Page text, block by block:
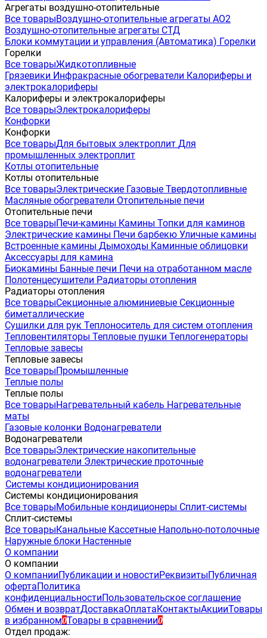
Агрегаты воздушно-отопительные
Все товарыВоздушно-отопительные агрегаты АО2
Воздушно-отопительные агрегаты СТД
Блоки коммутации и управления (Автоматика) Горелки
Горелки
Все товарыЖидкотопливные
Грязевики Инфракрасные обогреватели Калориферы и
электрокалориферы
Калориферы и электрокалориферы
Все товарыЭлектрокалориферы
Конфорки
Конфорки
Все товарыДля бытовых электроплит Для
промышленных электроплит
Котлы отопительные
Котлы отопительные
Все товарыЭлектрические Газовые Твердотопливные
Масляные обогреватели Отопительные печи
Отопительные печи
Все товарыПечи-камины Камины Топки для каминов
Электрические камины Печи барбекю Уличные камины
Встроенные камины Дымоходы Каминные облицовки
Аксессуары для камина
Биокамины Банные печи Печи на отработанном масле
Полотенцесушители Радиаторы отопления
Радиаторы отопления
Все товарыСекционные алюминиевые Секционные
биметаллические
Сушилки для рук Теплоноситель для систем отопления
Тепловентиляторы Тепловые пушки Теплогенераторы
Тепловые завесы
Тепловые завесы
Все товарыПромышленные
Теплые полы
Теплые полы
Все товарыНагревательный кабель Нагревательные
маты
Газовые колонки Водонагреватели
Водонагреватели
Все товарыЭлектрические накопительные
водонагреватели Электрические проточные
водонагреватели
Системы кондиционирования
Системы кондиционирования
Все товарыМобильные кондиционеры Сплит-системы
Сплит-системы
Все товарыКанальные Кассетные Напольно-потолочные
Наружные блоки Настенные
О компании
О компании
О компанииПубликации и новостиРеквизитыПубличная
офертаПолитика
конфиденциальностиПользовательское соглашение
Обмен и возвратДоставкаОплатаКонтактыАкцииТовары
в избранном0Товары в сравнении0
Отдел продаж: